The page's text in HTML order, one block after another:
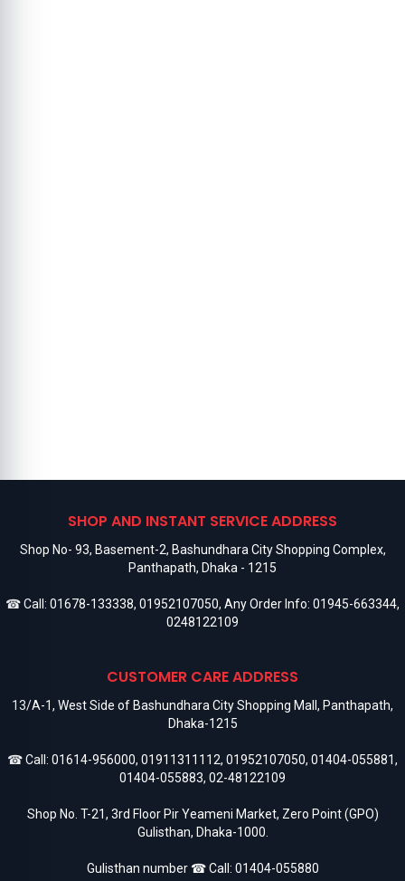
SHOP AND INSTANT SERVICE ADDRESS
Shop No- 93, Basement-2, Bashundhara City Shopping Complex,
Panthapath, Dhaka - 1215
☎ Call: 01678-133338, 01952107050, Any Order Info: 01945-663344,
0248122109
CUSTOMER CARE ADDRESS
13/A-1, West Side of Bashundhara City Shopping Mall, Panthapath,
Dhaka-1215
☎ Call: 01614-956000, 01911311112, 01952107050, 01404-055881,
01404-055883, 02-48122109
Shop No. T-21, 3rd Floor Pir Yeameni Market, Zero Point (GPO)
Gulisthan, Dhaka-1000.
Gulisthan number ☎ Call: 01404-055880